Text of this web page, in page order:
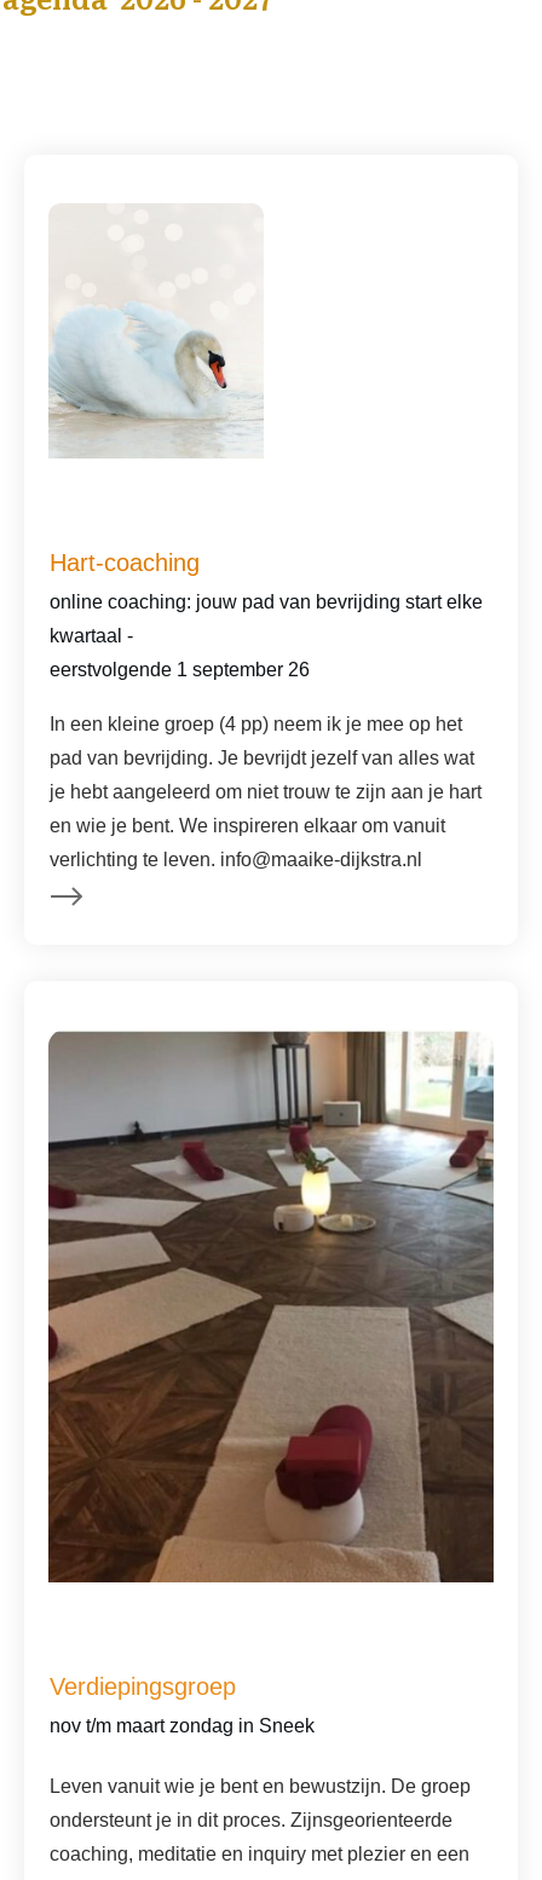
Hart-coaching
online coaching: jouw pad van bevrijding start elke
kwartaal -
eerstvolgende 1 september 26
In een kleine groep (4 pp) neem ik je mee op het
pad van bevrijding. Je bevrijdt jezelf van alles wat
je hebt aangeleerd om niet trouw te zijn aan je hart
en wie je bent. We inspireren elkaar om vanuit
verlichting te leven. info@maaike-dijkstra.nl
Verdiepingsgroep
nov t/m maart zondag in Sneek
Leven vanuit wie je bent en bewustzijn. De groep
ondersteunt je in dit proces. Zijnsgeorienteerde
coaching, meditatie en inquiry met plezier en een